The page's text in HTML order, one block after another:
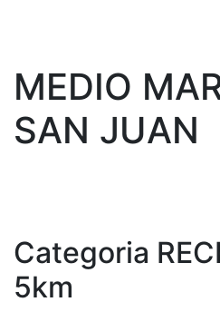
MEDIO
SAN JUAN
Categoria
5km